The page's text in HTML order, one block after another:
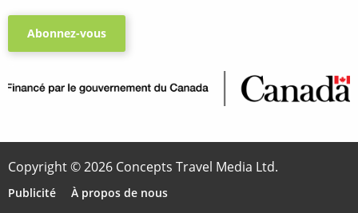
Abonnez-vous
Copyright © 2026 Concepts Travel Media Ltd.
Publicité À propos de nous